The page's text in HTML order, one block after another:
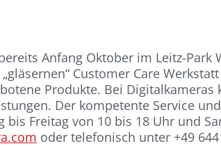
Anfang Oktober im Leitz-
Customer Care
Produkte. Bei
Der kompetente Service
bis Freitag von 10 bis 18 Uhr und
oder telefonisch unter +49